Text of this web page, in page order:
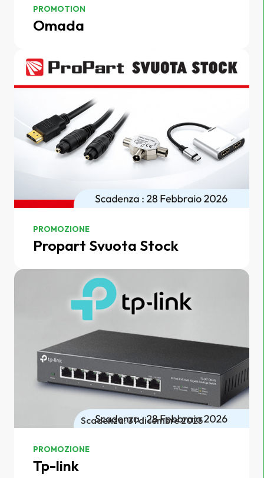
PROMOTION
Omada
PROMOZIONE
Propart Svuota Stock
Scadenza: 31 dicembre 2025
PROMOZIONE
Tp-link